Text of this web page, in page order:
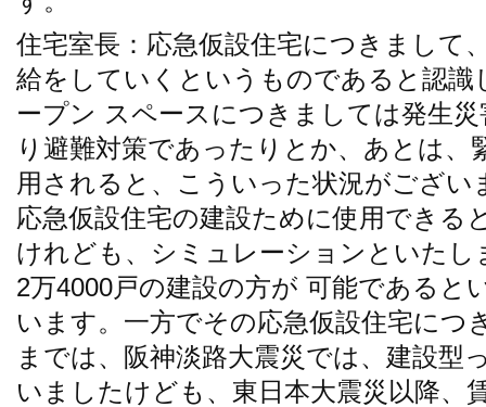
住宅室長：応急仮設住宅につきまして
給をしていくというものであると認
ープン スペースにつきましては発生
り避難対策であったりとか、あとは、
用されると、こういった状況がござ
応急仮設住宅の建設ために使用できる
けれども、シミュレーションといたし
2万4000戸の建設の方が 可能であると
います。一方でその応急仮設住宅につ
までは、阪神淡路大震災では、建設型
いましたけども、東日本大震災以降、